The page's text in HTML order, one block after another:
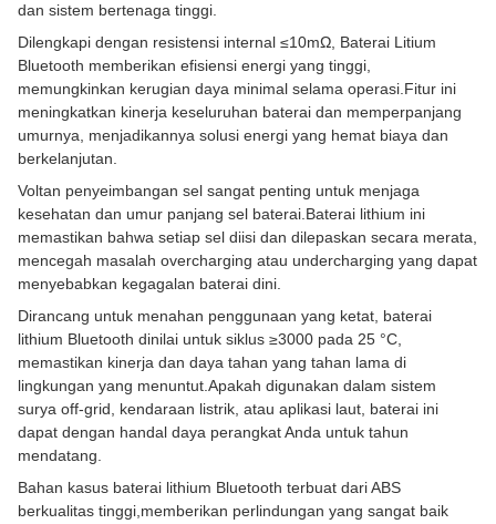
dan sistem bertenaga tinggi.
Dilengkapi dengan resistensi internal ≤10mΩ, Baterai Litium
Bluetooth memberikan efisiensi energi yang tinggi,
memungkinkan kerugian daya minimal selama operasi.Fitur ini
meningkatkan kinerja keseluruhan baterai dan memperpanjang
umurnya, menjadikannya solusi energi yang hemat biaya dan
berkelanjutan.
Voltan penyeimbangan sel sangat penting untuk menjaga
kesehatan dan umur panjang sel baterai.Baterai lithium ini
memastikan bahwa setiap sel diisi dan dilepaskan secara merata,
mencegah masalah overcharging atau undercharging yang dapat
menyebabkan kegagalan baterai dini.
Dirancang untuk menahan penggunaan yang ketat, baterai
lithium Bluetooth dinilai untuk siklus ≥3000 pada 25 °C,
memastikan kinerja dan daya tahan yang tahan lama di
lingkungan yang menuntut.Apakah digunakan dalam sistem
surya off-grid, kendaraan listrik, atau aplikasi laut, baterai ini
dapat dengan handal daya perangkat Anda untuk tahun
mendatang.
Bahan kasus baterai lithium Bluetooth terbuat dari ABS
berkualitas tinggi,memberikan perlindungan yang sangat baik